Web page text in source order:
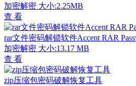
加密解密 大小:2.25MB
查 看
rar文件密码解锁软件Accent RAR
加密解密 大小:13.17 MB
查 看
zip压缩包密码破解恢复工具